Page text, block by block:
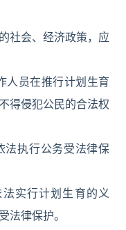
社会、经济政策，应
人员在推行计划生育
得侵犯公民的合法权
法执行公务受法律保
实行计划生育的义
法律保护。